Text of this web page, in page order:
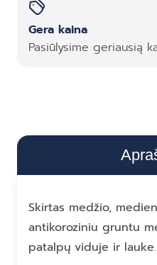
Gera kaina
Pasiūlysime geriausią
Skirtas medžio,
antikoroziniu gruntu
patalpų viduje ir lauke.